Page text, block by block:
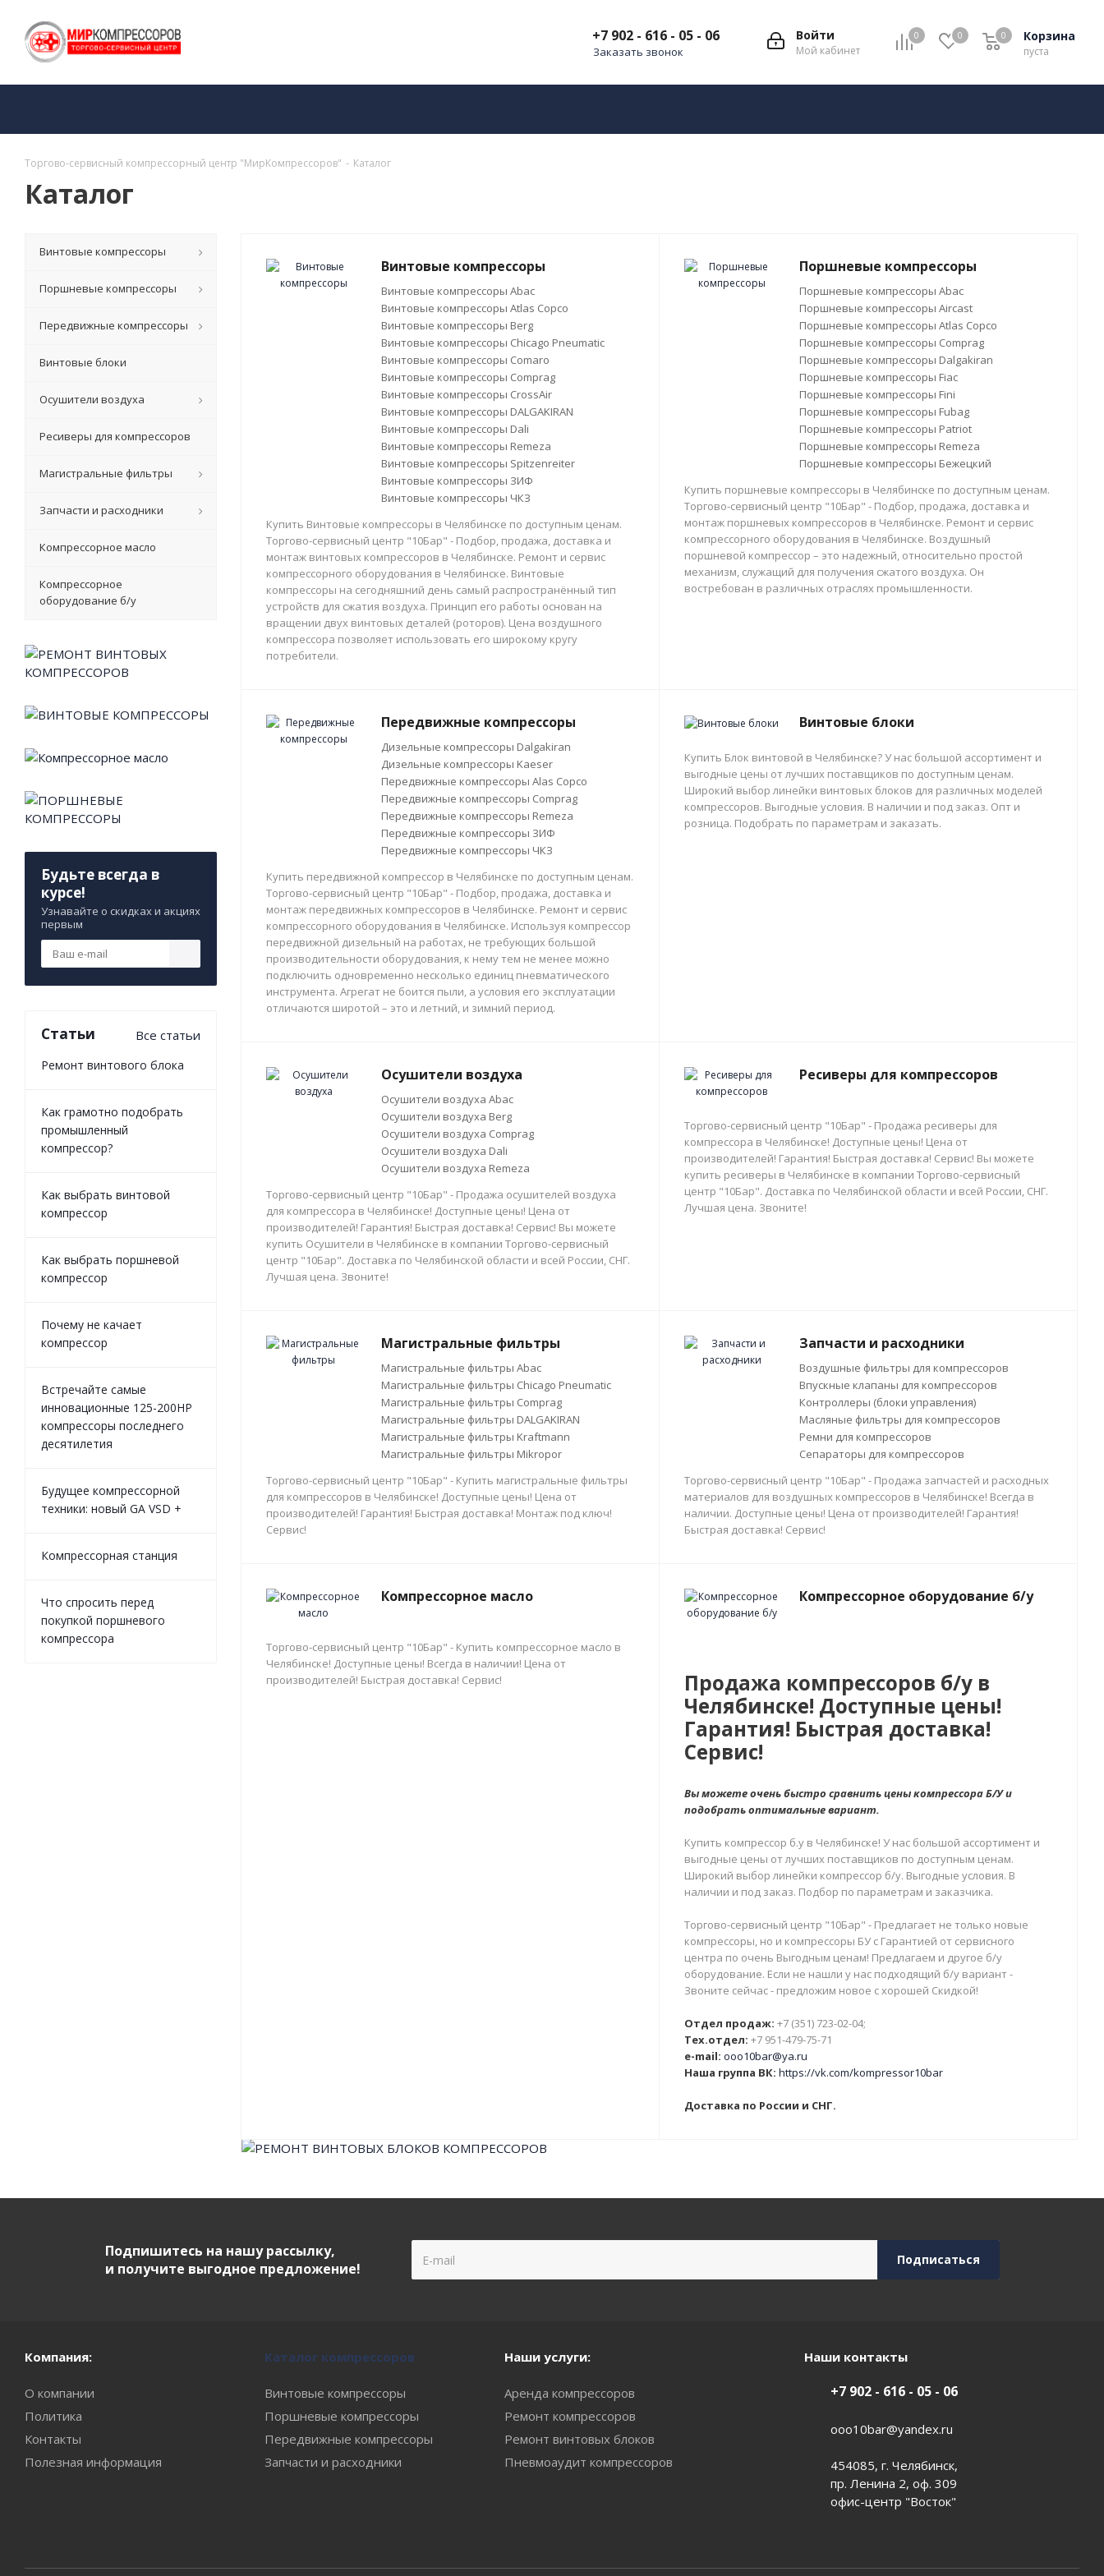
0 0 Корзина
пуста
0
Войти
Мой кабинет
+7 902 - 616 - 05 - 06
Заказать звонок
Торгово-сервисный компрессорный центр "МирКомпрессоров" - Каталог
Каталог
Винтовые компрессоры
Винтовые компрессоры Abac
Винтовые компрессоры Atlas Copco
Винтовые компрессоры Berg
Винтовые компрессоры Chicago Pneumatic
Винтовые компрессоры Comaro
Винтовые компрессоры Comprag
Винтовые компрессоры CrossAir
Винтовые компрессоры DALGAKIRAN
Винтовые компрессоры Dali
Винтовые компрессоры Remeza
Винтовые компрессоры Spitzenreiter
Винтовые компрессоры ЗИФ
Винтовые компрессоры ЧКЗ
Купить Винтовые компрессоры в Челябинске по доступным ценам.
Торгово-сервисный центр "10Бар" - Подбор, продажа, доставка и
монтаж винтовых компрессоров в Челябинске. Ремонт и сервис
компрессорного оборудования в Челябинске. Винтовые
компрессоры на сегодняшний день самый распространённый тип
устройств для сжатия воздуха. Принцип его работы основан на
вращении двух винтовых деталей (роторов). Цена воздушного
компрессора позволяет использовать его широкому кругу
потребители.
Поршневые компрессоры
Поршневые компрессоры Abac
Поршневые компрессоры Aircast
Поршневые компрессоры Atlas Copco
Поршневые компрессоры Comprag
Поршневые компрессоры Dalgakiran
Поршневые компрессоры Fiac
Поршневые компрессоры Fini
Поршневые компрессоры Fubag
Поршневые компрессоры Patriot
Поршневые компрессоры Remeza
Поршневые компрессоры Бежецкий
Купить поршневые компрессоры в Челябинске по доступным ценам.
Торгово-сервисный центр "10Бар" - Подбор, продажа, доставка и
монтаж поршневых компрессоров в Челябинске. Ремонт и сервис
компрессорного оборудования в Челябинске. Воздушный
поршневой компрессор – это надежный, относительно простой
механизм, служащий для получения сжатого воздуха. Он
востребован в различных отраслях промышленности.
Передвижные компрессоры
Дизельные компрессоры Dalgakiran
Дизельные компрессоры Kaeser
Передвижные компрессоры Alas Copco
Передвижные компрессоры Comprag
Передвижные компрессоры Remeza
Передвижные компрессоры ЗИФ
Передвижные компрессоры ЧКЗ
Купить передвижной компрессор в Челябинске по доступным ценам.
Торгово-сервисный центр "10Бар" - Подбор, продажа, доставка и
монтаж передвижных компрессоров в Челябинске. Ремонт и сервис
компрессорного оборудования в Челябинске. Используя компрессор
передвижной дизельный на работах, не требующих большой
производительности оборудования, к нему тем не менее можно
подключить одновременно несколько единиц пневматического
инструмента. Агрегат не боится пыли, а условия его эксплуатации
отличаются широтой – это и летний, и зимний период.
Винтовые блоки
Купить Блок винтовой в Челябинске? У нас большой ассортимент и
выгодные цены от лучших поставщиков по доступным ценам.
Широкий выбор линейки винтовых блоков для различных моделей
компрессоров. Выгодные условия. В наличии и под заказ. Опт и
розница. Подобрать по параметрам и заказать.
Осушители воздуха
Осушители воздуха Abac
Осушители воздуха Berg
Осушители воздуха Comprag
Осушители воздуха Dali
Осушители воздуха Remeza
Торгово-сервисный центр "10Бар" - Продажа осушителей воздуха
для компрессора в Челябинске! Доступные цены! Цена от
производителей! Гарантия! Быстрая доставка! Сервис! Вы можете
купить Осушители в Челябинске в компании Торгово-сервисный
центр "10Бар". Доставка по Челябинской области и всей России, СНГ.
Лучшая цена. Звоните!
Ресиверы для компрессоров
Торгово-сервисный центр "10Бар" - Продажа ресиверы для
компрессора в Челябинске! Доступные цены! Цена от
производителей! Гарантия! Быстрая доставка! Сервис! Вы можете
купить ресиверы в Челябинске в компании Торгово-сервисный
центр "10Бар". Доставка по Челябинской области и всей России, СНГ.
Лучшая цена. Звоните!
Магистральные фильтры
Магистральные фильтры Abac
Магистральные фильтры Chicago Pneumatic
Магистральные фильтры Comprag
Магистральные фильтры DALGAKIRAN
Магистральные фильтры Kraftmann
Магистральные фильтры Mikropor
Торгово-сервисный центр "10Бар" - Купить магистральные фильтры
для компрессоров в Челябинске! Доступные цены! Цена от
производителей! Гарантия! Быстрая доставка! Монтаж под ключ!
Сервис!
Запчасти и расходники
Воздушные фильтры для компрессоров
Впускные клапаны для компрессоров
Контроллеры (блоки управления)
Масляные фильтры для компрессоров
Ремни для компрессоров
Сепараторы для компрессоров
Торгово-сервисный центр "10Бар" - Продажа запчастей и расходных
материалов для воздушных компрессоров в Челябинске! Всегда в
наличии. Доступные цены! Цена от производителей! Гарантия!
Быстрая доставка! Сервис!
Компрессорное масло
Торгово-сервисный центр "10Бар" - Купить компрессорное масло в
Челябинске! Доступные цены! Всегда в наличии! Цена от
производителей! Быстрая доставка! Сервис!
Компрессорное оборудование б/у
Продажа компрессоров б/у в
Челябинске! Доступные цены!
Гарантия! Быстрая доставка!
Сервис!
Вы можете очень быстро сравнить цены компрессора Б/У и
подобрать оптимальные вариант.
Купить компрессор б.у в Челябинске! У нас большой ассортимент и
выгодные цены от лучших поставщиков по доступным ценам.
Широкий выбор линейки компрессор б/у. Выгодные условия. В
наличии и под заказ. Подбор по параметрам и заказчика.
Торгово-сервисный центр "10Бар" - Предлагает не только новые
компрессоры, но и компрессоры БУ с Гарантией от сервисного
центра по очень Выгодным ценам! Предлагаем и другое б/у
оборудование. Если не нашли у нас подходящий б/у вариант -
Звоните сейчас - предложим новое с хорошей Скидкой!
Отдел продаж: +7 (351) 723-02-04;
Тех.отдел: +7 951-479-75-71
e-mail: ooo10bar@ya.ru
Наша группа ВК: https://vk.com/kompressor10bar
Доставка по России и СНГ.
Винтовые компрессоры
Поршневые компрессоры
Передвижные компрессоры
Винтовые блоки
Осушители воздуха
Ресиверы для компрессоров
Магистральные фильтры
Запчасти и расходники
Компрессорное масло
Компрессорное
оборудование б/у
Будьте всегда в
курсе!
Узнавайте о скидках и акциях
первым
Статьи Все статьи
Ремонт винтового блока
Как грамотно подобрать
промышленный
компрессор?
Как выбрать винтовой
компрессор
Как выбрать поршневой
компрессор
Почему не качает
компрессор
Встречайте самые
инновационные 125-200HP
компрессоры последнего
десятилетия
Будущее компрессорной
техники: новый GA VSD +
Компрессорная станция
Что спросить перед
покупкой поршневого
компрессора
Подпишитесь на нашу рассылку,
и получите выгодное предложение!
Компания:
О компании
Политика
Контакты
Полезная информация
Каталог компрессоров
Винтовые компрессоры
Поршневые компрессоры
Передвижные компрессоры
Запчасти и расходники
Наши услуги:
Аренда компрессоров
Ремонт компрессоров
Ремонт винтовых блоков
Пневмоаудит компрессоров
Наши контакты
+7 902 - 616 - 05 - 06
ooo10bar@yandex.ru
454085, г. Челябинск,
пр. Ленина 2, оф. 309
офис-центр "Восток"